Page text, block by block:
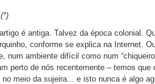
é antiga. Talvez da época colonial.
conforme se explica na Internet.
num ambiente difícil como num
perto de nós recentemente – temos que
meio da sujeira... e isto nunca é algo